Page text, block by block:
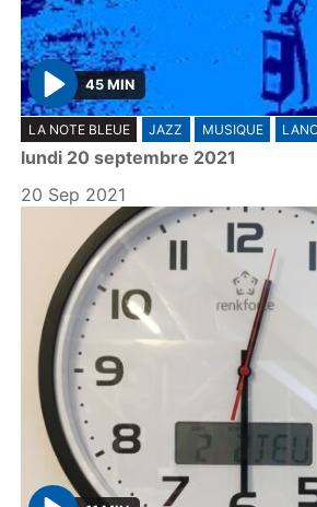
P
l
a
y
45 MIN
LA NOTE BLEUE JAZZ MUSIQUE
lundi 20 septembre 2021
20 Sep 2021